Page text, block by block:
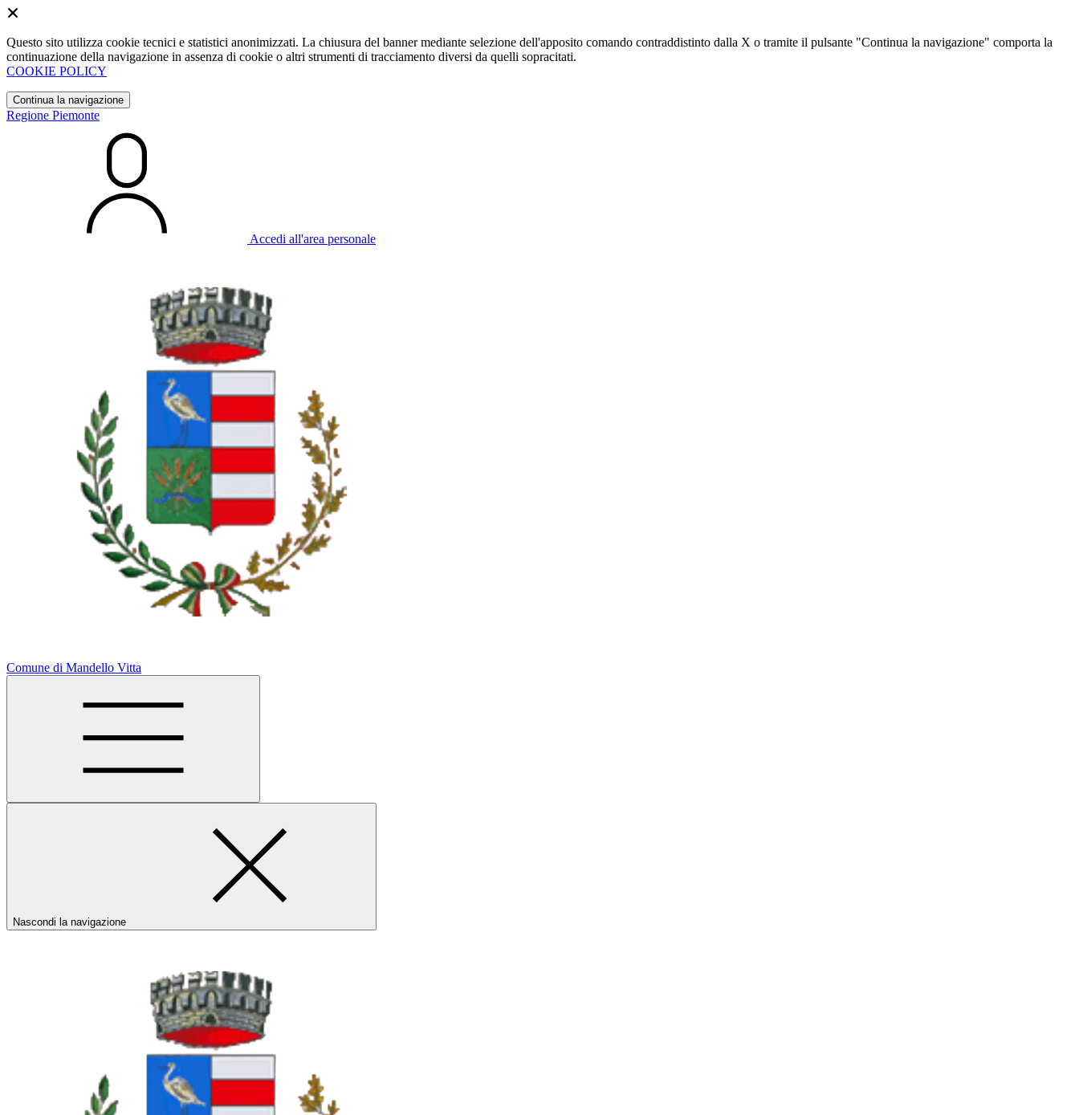
Questo sito utilizza cookie tecnici e statistici anonimizzati. La chiusura del banner mediante selezione dell'apposito comando contraddistinto dalla X o tramite il pulsante "Continua la navigazione" comporta la
continuazione della navigazione in assenza di cookie o altri strumenti di tracciamento diversi da quelli sopracitati.
COOKIE POLICY
Continua la navigazione
Regione Piemonte
Accedi all'area personale
Comune di Mandello Vitta
Nascondi la navigazione